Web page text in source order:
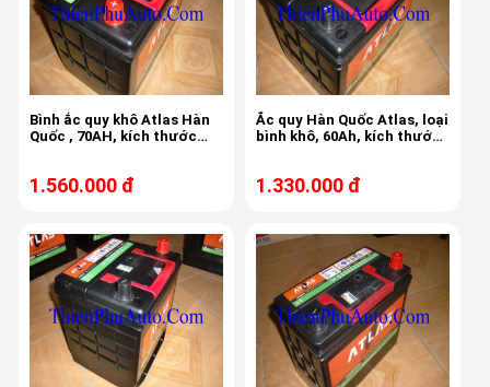
Bình ắc quy khô Atlas Hàn
Quốc , 70AH, kích thước
1.560.000 đ
Ắc quy Hàn Quốc Atlas, loại
bình khô, 60Ah, kích thước
1.330.000 đ